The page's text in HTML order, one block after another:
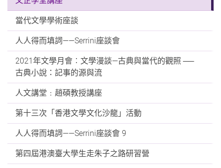
當代文學學術座談
人人得而填詞——Serrini座談會
2021年文學月會︰文學漫談—古典與當代的觀照 ──
古典小說：記事的源與流
人文講堂﹕趙碩教授講座
第十三次「香港文學文化沙龍」活動
人人得而填詞——Serrini座談會 9
第四屆港澳臺大學生走朱子之路研習營